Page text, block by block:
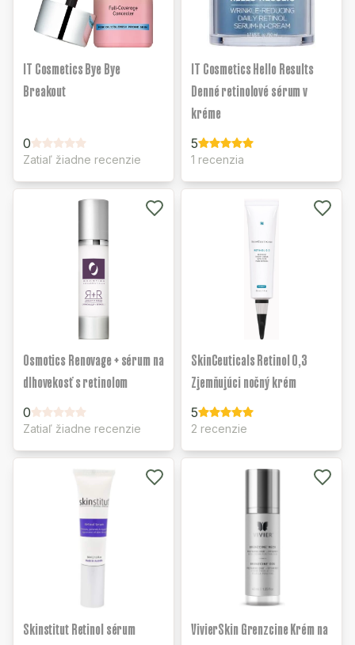
IT Cosmetics Bye Bye
Breakout
0
Zatiaľ žiadne recenzie
IT Cosmetics Hello Results
Denné retinolové sérum v
kréme
5
1 recenzia
Osmotics Renovage + sérum na
dlhovekosť s retinolom
0
Zatiaľ žiadne recenzie
SkinCeuticals Retinol 0,3
Zjemňujúci nočný krém
5
2 recenzie
Skinstitut Retinol sérum
VivierSkin Grenzcine Krém na